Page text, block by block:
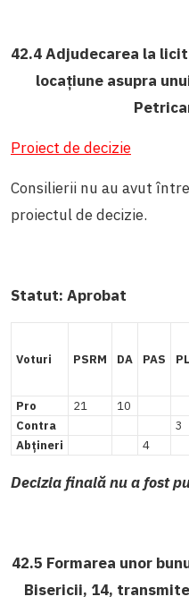
42.4 Adjudecarea la
locațiune asupra
Proiect de decizie
Consilierii nu au avut
proiectul de decizie.
Statut: Aprobat
Voturi PSRM DA PAS PL
Pro 21 10
Contra
3
Abțineri
4
Decizia finală nu a fost
42.5 Formarea unor
Bisericii, 14,